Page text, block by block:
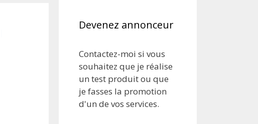
Devenez annonceur
Contactez-moi si vous
souhaitez que je réalise
un test produit ou que
je fasses la promotion
d'un de vos services.